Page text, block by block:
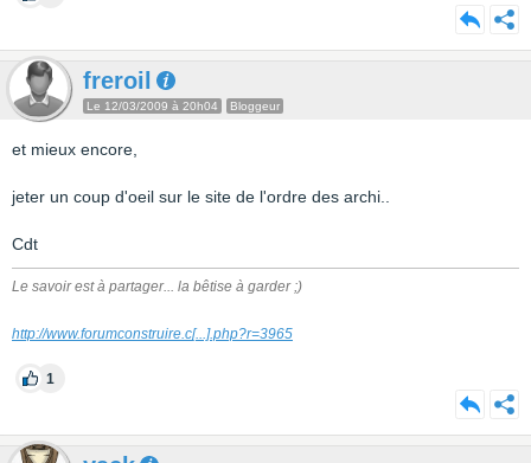
freroil
Le 12/03/2009 à 20h04 Bloggeur
et mieux encore,
jeter un coup d'oeil sur le site de l'ordre des archi..
Cdt
Le savoir est à partager... la bêtise à garder ;)
http://www.forumconstruire.c[...].php?r=3965
1